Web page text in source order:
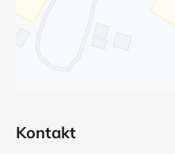
Kontakt